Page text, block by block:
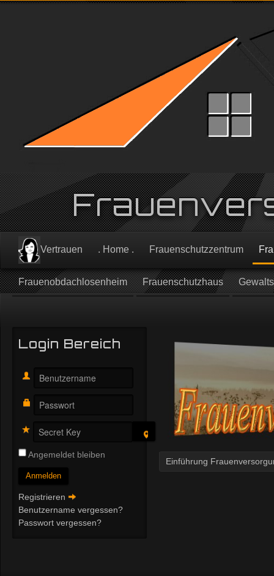
Vertrauen . Home . Frauenschutzzentrum
Frauenobdachlosenheim Frauenschutzhaus
Login Bereich
Angemeldet bleiben
Anmelden
Registrieren
Benutzername vergessen?
Passwort vergessen?
Einführung